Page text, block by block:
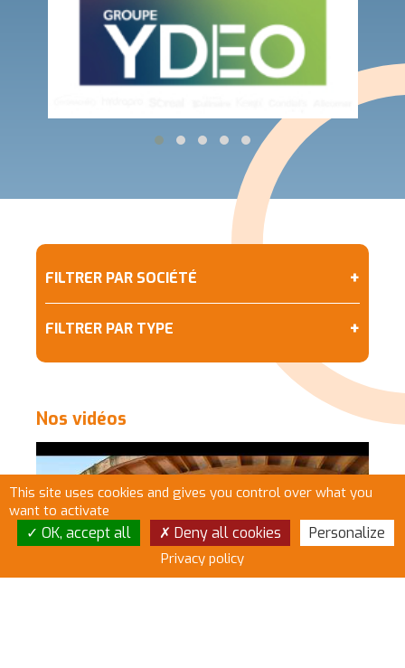
FILTRER PAR SOCIÉTÉ +
FILTRER PAR TYPE +
Nos vidéos
This site uses cookies and gives you control over what you
want to activate
OK, accept all Deny all cookies Personalize
Privacy policy